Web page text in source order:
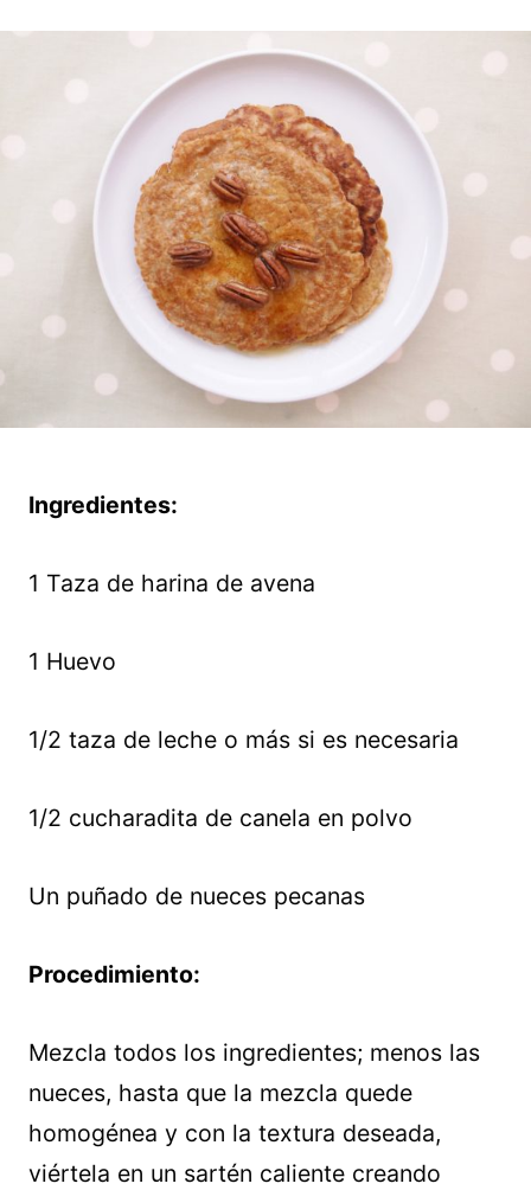
Ingredientes:
1 Taza de harina de avena
1 Huevo
1/2 taza de leche o más si es necesaria
1/2 cucharadita de canela en polvo
Un puñado de nueces pecanas
Procedimiento:
Mezcla todos los ingredientes; menos las
nueces, hasta que la mezcla quede
homogénea y con la textura deseada,
viértela en un sartén caliente creando